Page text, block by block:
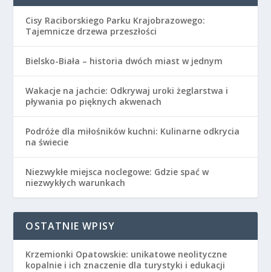
Cisy Raciborskiego Parku Krajobrazowego:
Tajemnicze drzewa przeszłości
Bielsko-Biała – historia dwóch miast w jednym
Wakacje na jachcie: Odkrywaj uroki żeglarstwa i
pływania po pięknych akwenach
Podróże dla miłośników kuchni: Kulinarne odkrycia
na świecie
Niezwykłe miejsca noclegowe: Gdzie spać w
niezwykłych warunkach
OSTATNIE WPISY
Krzemionki Opatowskie: unikatowe neolityczne
kopalnie i ich znaczenie dla turystyki i edukacji